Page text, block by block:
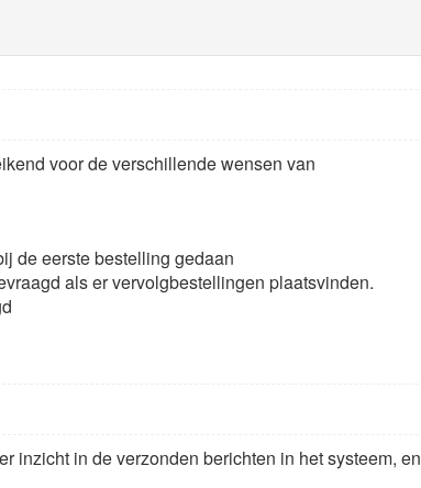
voor de verschillende wensen van
de eerste bestelling gedaan
als er vervolgbestellingen plaatsvinden.
inzicht in de verzonden berichten in het systeem, en